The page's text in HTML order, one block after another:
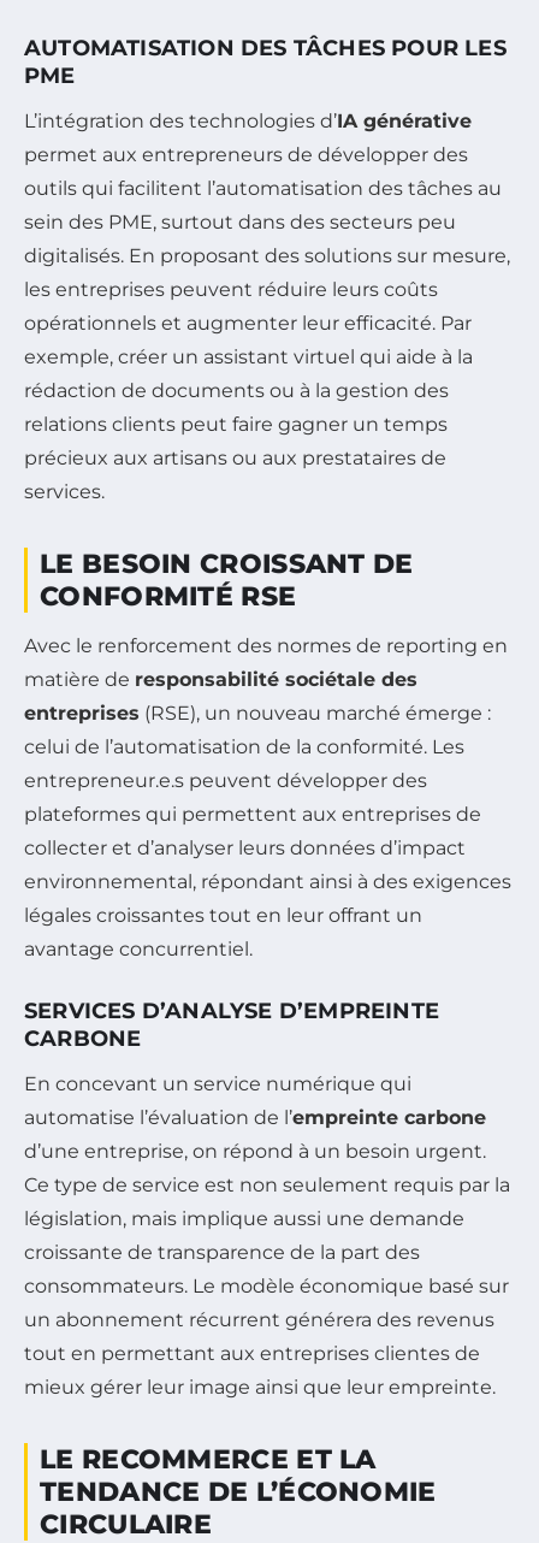
AUTOMATISATION DES TÂCHES POUR LES
PME
L’intégration des technologies d’IA générative
permet aux entrepreneurs de développer des
outils qui facilitent l’automatisation des tâches au
sein des PME, surtout dans des secteurs peu
digitalisés. En proposant des solutions sur mesure,
les entreprises peuvent réduire leurs coûts
opérationnels et augmenter leur efficacité. Par
exemple, créer un assistant virtuel qui aide à la
rédaction de documents ou à la gestion des
relations clients peut faire gagner un temps
précieux aux artisans ou aux prestataires de
services.
LE BESOIN CROISSANT DE
CONFORMITÉ RSE
Avec le renforcement des normes de reporting en
matière de responsabilité sociétale des
entreprises (RSE), un nouveau marché émerge :
celui de l’automatisation de la conformité. Les
entrepreneur.e.s peuvent développer des
plateformes qui permettent aux entreprises de
collecter et d’analyser leurs données d’impact
environnemental, répondant ainsi à des exigences
légales croissantes tout en leur offrant un
avantage concurrentiel.
SERVICES D’ANALYSE D’EMPREINTE
CARBONE
En concevant un service numérique qui
automatise l’évaluation de l’empreinte carbone
d’une entreprise, on répond à un besoin urgent.
Ce type de service est non seulement requis par la
législation, mais implique aussi une demande
croissante de transparence de la part des
consommateurs. Le modèle économique basé sur
un abonnement récurrent générera des revenus
tout en permettant aux entreprises clientes de
mieux gérer leur image ainsi que leur empreinte.
LE RECOMMERCE ET LA
TENDANCE DE L’ÉCONOMIE
CIRCULAIRE